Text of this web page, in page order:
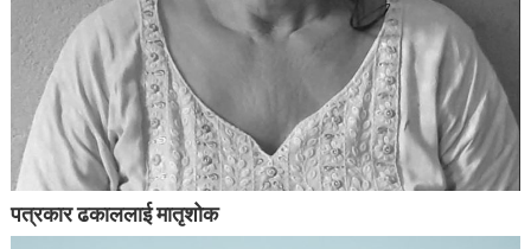
पत्रकार ढकाललाई मातृशोक